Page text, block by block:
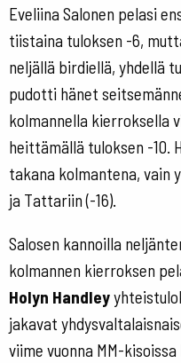
Eveliina Salonen pelasi
tiistaina tuloksen -6,
neljällä birdiellä, yhdellä
pudotti hänet
kolmannella kierroksella
heittämällä tuloksen -10.
takana kolmantena, vain
ja Tattariin (-16).
Salosen kannoilla
kolmannen kierroksen
Holyn Handley
jakavat
viime vuonna MM-